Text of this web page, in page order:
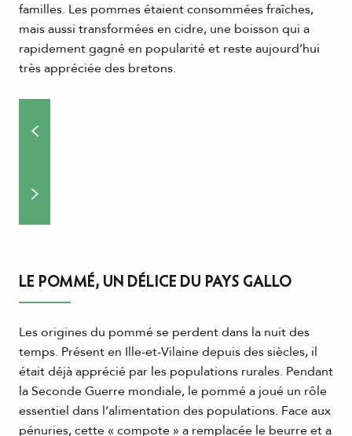
familles. Les pommes étaient consommées fraîches,
mais aussi transformées en cidre, une boisson qui a
rapidement gagné en popularité et reste aujourd’hui
très appréciée des bretons.
LE POMMÉ, UN DÉLICE DU PAYS GALLO
Les origines du pommé se perdent dans la nuit des
temps. Présent en Ille-et-Vilaine depuis des siècles, il
était déjà apprécié par les populations rurales. Pendant
la Seconde Guerre mondiale, le pommé a joué un rôle
essentiel dans l’alimentation des populations. Face aux
pénuries, cette « compote » a remplacée le beurre et a